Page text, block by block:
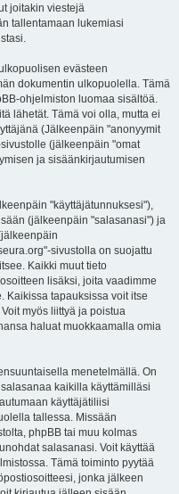
joitakin viestejä
tallentamaan lukemiasi
evästeen
dokumentin ulkopuolella. Tämä
ohjelmiston luomaa sisältöä.
lähetät. Tämä voi olla, mutta ei
(Jälkeenpäin "anonyymit
(jälkeenpäin "omat
ja sisäänkirjautumisen
"käyttäjätunnuksesi"),
(jälkeenpäin "salasanasi") ja
sivustolla on suojattu
Kaikki muut tieto
lisäksi, joita vaadimme
Kaikissa tapauksissa voit itse
myös liittyä ja poistua
haluat muokkaamalla omia
menetelmällä. On
kaikilla käyttämilläsi
käyttäjätiliisi
tallessa. Missään
phpBB tai muu kolmas
salasanasi. Voit käyttää
Tämä toiminto pyytää
jonka jälkeen